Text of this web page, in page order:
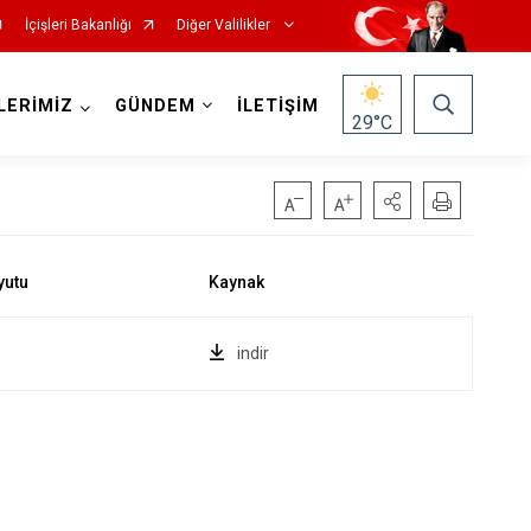
İçişleri Bakanlığı Diğer Valilikler
GÜNDEM İLETİŞİM
29°C
indir